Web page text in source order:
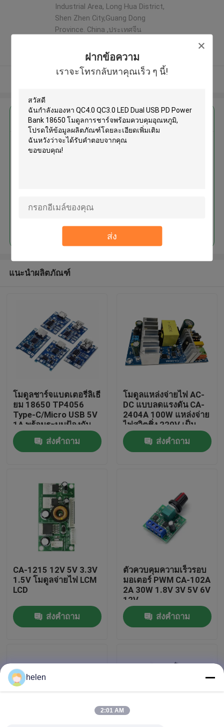
ฝากข้อความ
เราจะโทรกลับหาคุณเร็ว ๆ นี้!
ส่ง
หน้าแรก
เกี่ยวกับเรา
ทัวร์โรงงาน
ติดต่อเรา
ข่าว
บล็อก
Industrial Area, Long Hua District,
Shen Zhen City,Guang Dong
Province. China ,ประเทศจีน
ผู้ผลิตได้รับการยืนยัน
ดูเพิ่มเติม
এর সেরা মূল্য পান
QC4.0 QC3.0 LED Dual USB PD
แนะนำผลิตภัณฑ์
โมดูลชาร์จแบตเตอรี่ลิเธี
ยม 18650 TP4056
Type-C/Micro USB 5V
1A พร้อมระบบป้องกัน
และฟังก์ชันคู่
ส่งคำถาม
โมดูลแหล่งจ่ายไฟ AC-
DC แบบลดแรงดัน CA-
2404A 100W แหล่งจ่าย
ไฟสวิตชิ่ง 220V เป็น
24V
ส่งคำถาม
CA-1215 12V 5V 3.3V
1.5V โมดูลจ่ายไฟ LCM
LCD
ส่งคำถาม
ตัวควบคุมความเร็วรอบ
มอเตอร์ PWM CA-102A
2A 30W 1.8V 3V 5V 6V
12V
ส่งคำถาม
helen
2:01 AM